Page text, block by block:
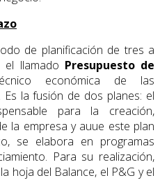
de planificación de tres a
llamado Presupuesto de
económica de las
la fusión de dos planes: el
para la creación,
la empresa y auue este plan
se elabora en programas
Para su realización,
hoja del Balance, el P&G y el